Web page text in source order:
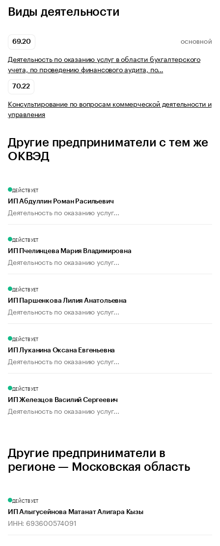
Виды деятельности
69.20 ОСНОВНОЙ
Деятельность по оказанию услуг в области бухгалтерского
учета, по проведению финансового аудита, по…
70.22
Консультирование по вопросам коммерческой деятельности и
управления
Другие предприниматели с тем же
ОКВЭД
ДЕЙСТВУЕТ
ИП Абдуллин Роман Расильевич
Деятельность по оказанию услуг...
ДЕЙСТВУЕТ
ИП Пчелинцева Мария Владимировна
Деятельность по оказанию услуг...
ДЕЙСТВУЕТ
ИП Паршенкова Лилия Анатольевна
Деятельность по оказанию услуг...
ДЕЙСТВУЕТ
ИП Луканина Оксана Евгеньевна
Деятельность по оказанию услуг...
ДЕЙСТВУЕТ
ИП Железцов Василий Сергеевич
Деятельность по оказанию услуг...
Другие предприниматели в
регионе — Московская область
ДЕЙСТВУЕТ
ИП Алыгусейнова Матанат Алигара Кызы
ИНН: 693600574091